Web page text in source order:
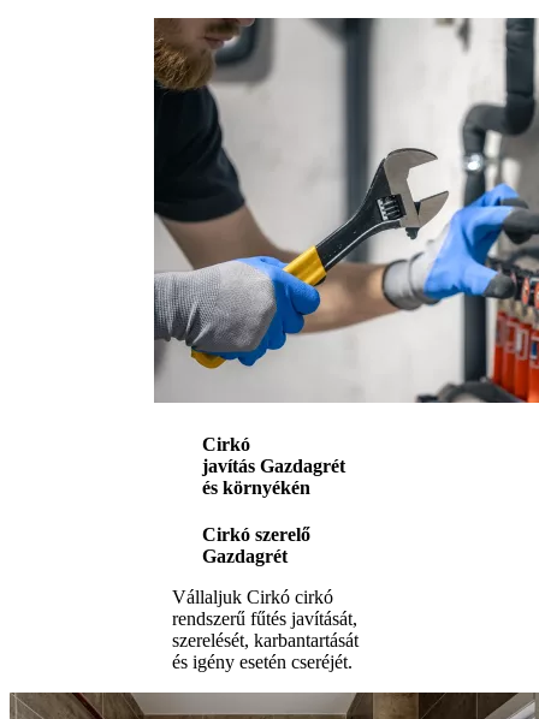
Cirkó
javítás Gazdagrét
és környékén
Cirkó szerelő
Gazdagrét
Vállaljuk Cirkó cirkó
rendszerű fűtés javítását,
szerelését, karbantartását
és igény esetén cseréjét.